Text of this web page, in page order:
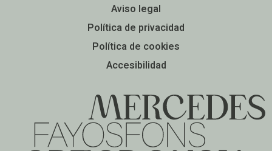
Aviso legal
Política de privacidad
Política de cookies
Accesibilidad